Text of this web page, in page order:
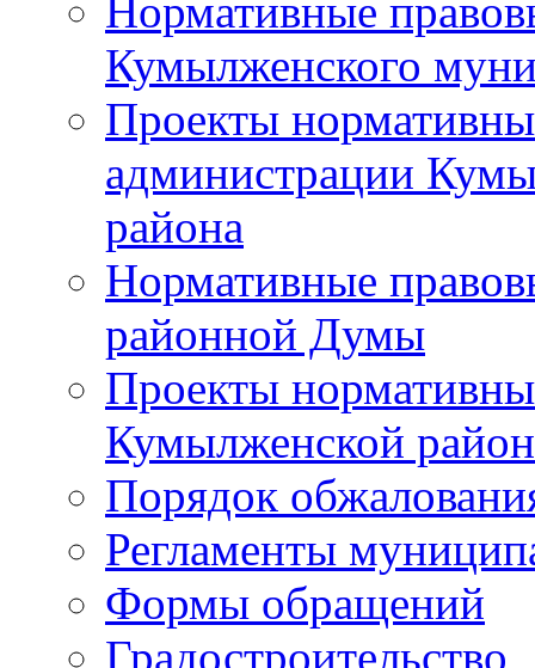
Нормативные
Кумылженского
Проекты
администрации
района
Нормативные
районной Думы
Проекты
Кумылженской
Порядок
Регламенты
Формы обращений
Градостроительство